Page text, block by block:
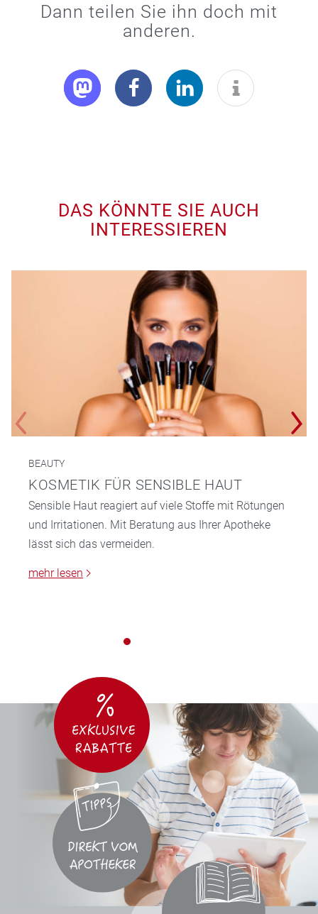
Dann teilen Sie ihn doch mit
anderen.
DAS KÖNNTE SIE AUCH
INTERESSIEREN
BEAUTY
KOSMETIK FÜR SENSIBLE HAUT
Sensible Haut reagiert auf viele Stoffe mit Rötungen
und Irritationen. Mit Beratung aus Ihrer Apotheke
lässt sich das vermeiden.
mehr lesen